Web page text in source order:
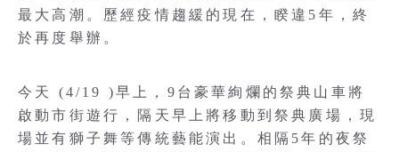
最大高潮。歷經疫情趨緩的現在，睽違5年，終
於再度舉辦。
今天 (4/19 )早上，9台豪華絢爛的祭典山車將
啟動市街遊行，隔天早上將移動到祭典廣場，現
場並有獅子舞等傳統藝能演出。相隔5年的夜祭